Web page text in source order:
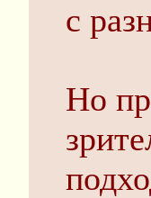
с
Но